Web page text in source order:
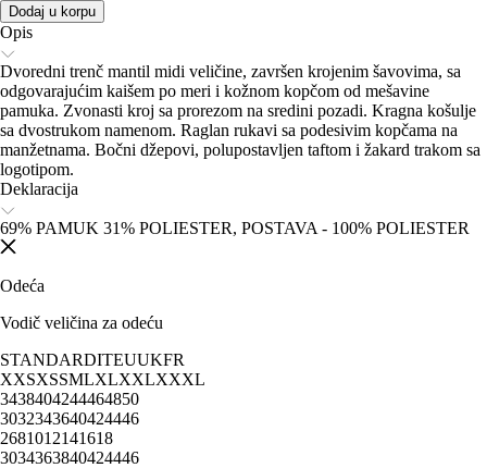
Dodaj u korpu
Opis
Dvoredni trenč mantil midi veličine, završen krojenim šavovima, sa
odgovarajućim kaišem po meri i kožnom kopčom od mešavine
pamuka. Zvonasti kroj sa prorezom na sredini pozadi. Kragna košulje
sa dvostrukom namenom. Raglan rukavi sa podesivim kopčama na
manžetnama. Bočni džepovi, polupostavljen taftom i žakard trakom sa
logotipom.
Deklaracija
69% PAMUK 31% POLIESTER, POSTAVA - 100% POLIESTER
Odeća
Vodič veličina za odeću
STANDARDITEUUKFR
XXSXSSMLXLXXLXXXL
3438404244464850
3032343640424446
2681012141618
3034363840424446